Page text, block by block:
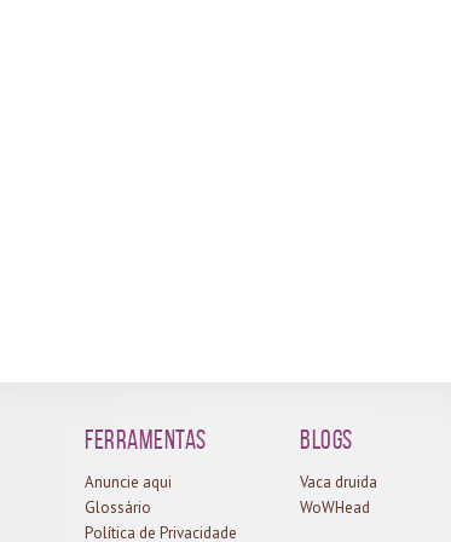
Ferramentas
Anuncie aqui
Glossário
Política de Privacidade
Blogs
Vaca druida
WoWHead